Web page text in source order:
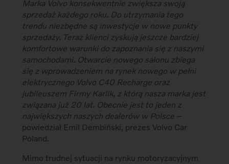
Marka Volvo konsekwentnie zwiększa swoją
sprzedaż każdego roku. Do utrzymania tego
trendu niezbędne są inwestycje w nowe punkty
sprzedaży. Teraz klienci zyskują jeszcze bardziej
komfortowe warunki do zapoznania się z naszymi
samochodami. Otwarcie nowego salonu zbiega
się z wprowadzeniem na rynek nowego w pełni
elektrycznego Volvo C40 Recharge oraz
jubileuszem Firmy Karlik, z którą nasza marka jest
związana już 20 lat. Obecnie jest to jeden z
największych naszych dealerów w Polsce –
powiedział Emil Dembiński, prezes Volvo Car
Poland.
Mimo trudnej sytuacji na rynku motoryzacyjnym